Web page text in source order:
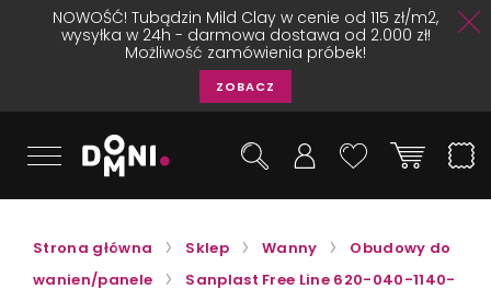
NOWOŚĆ! Tubądzin Mild Clay w cenie od 115 zł/m2,
wysyłka w 24h - darmowa dostawa od 2.000 zł!
Możliwość zamówienia próbek!
ZOBACZ
Strona główna Sklep Wanny
Obudowy do
wanien/panele
Sanplast Free Line 620-040-1140-